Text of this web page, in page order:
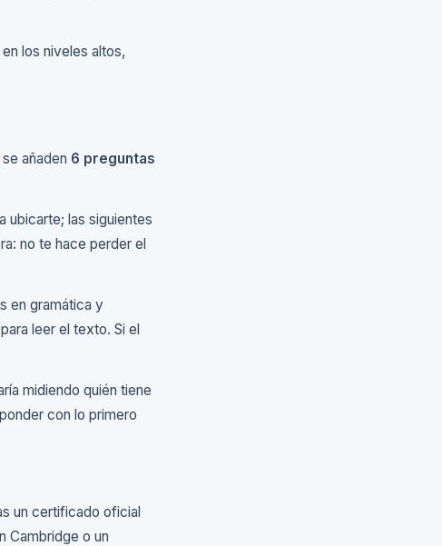
los niveles altos,
añaden 6 preguntas
ubicarte; las siguientes
no te hace perder el
en gramática y
leer el texto. Si el
midiendo quién tiene
con lo primero
un certificado oficial
Cambridge o un